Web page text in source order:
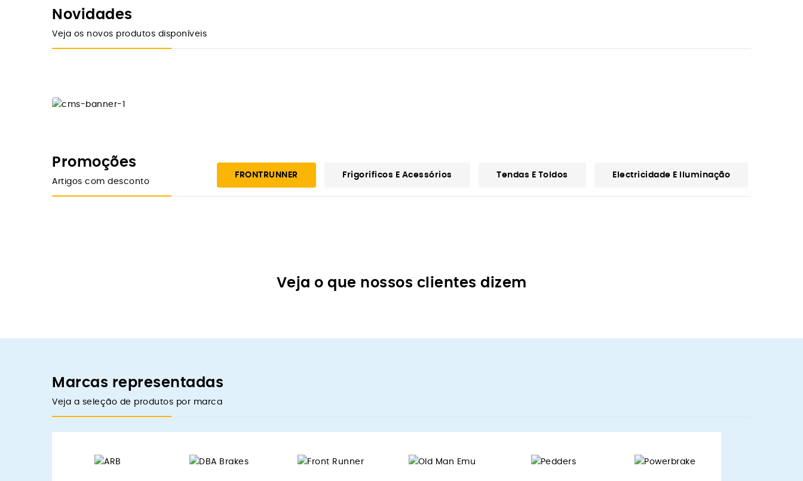
ACESSÓRIOS
Comprar Agora
Novidades
Veja os novos produtos disponíveis
Promoções
Artigos com desconto
FRONTRUNNER Frigorificos E Acessórios Tendas E Toldos Electricidade E Iluminação
Veja o que nossos clientes dizem
Marcas representadas
Veja a seleção de produtos por marca